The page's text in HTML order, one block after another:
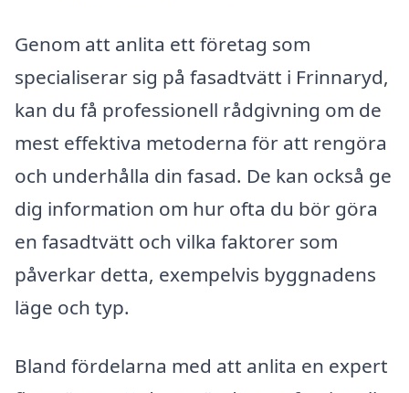
Genom att anlita ett företag som
specialiserar sig på fasadtvätt i Frinnaryd,
kan du få professionell rådgivning om de
mest effektiva metoderna för att rengöra
och underhålla din fasad. De kan också ge
dig information om hur ofta du bör göra
en fasadtvätt och vilka faktorer som
påverkar detta, exempelvis byggnadens
läge och typ.
Bland fördelarna med att anlita en expert